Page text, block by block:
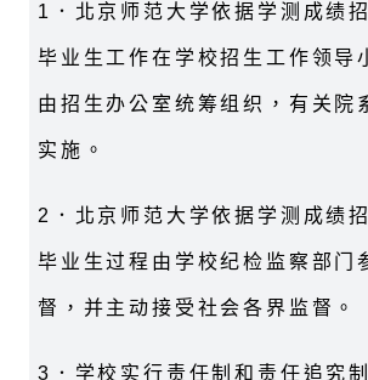
1．北京师范大学依据学测成绩
毕业生工作在学校招生工作领导
由招生办公室统筹组织，有关院
实施。
2．北京师范大学依据学测成绩
毕业生过程由学校纪检监察部门
督，并主动接受社会各界监督。
3．学校实行责任制和责任追究